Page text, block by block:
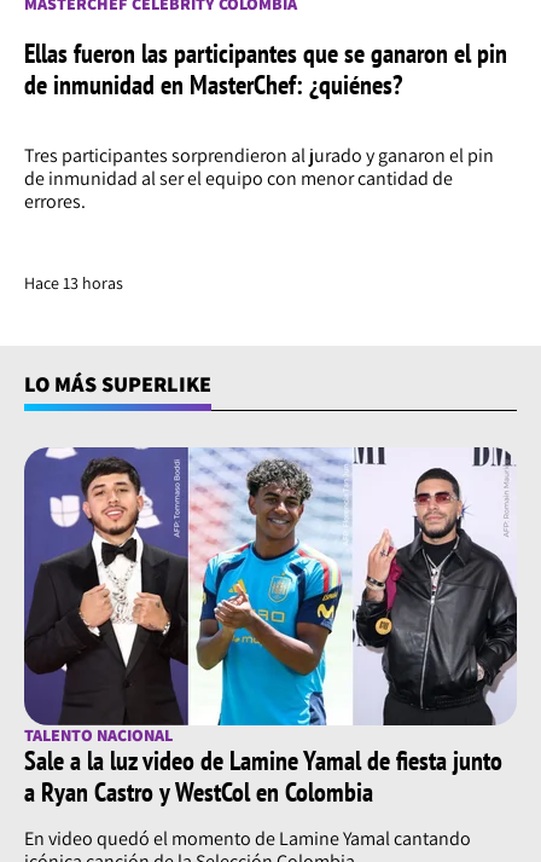
Ellas fueron las participantes que se ganaron el pin
de inmunidad en MasterChef: ¿quiénes?
Tres participantes sorprendieron al jurado y ganaron el pin
de inmunidad al ser el equipo con menor cantidad de
errores.
Hace 13 horas
LO MÁS SUPERLIKE
TALENTO NACIONAL
Sale a la luz video de Lamine Yamal de fiesta junto
a Ryan Castro y WestCol en Colombia
En video quedó el momento de Lamine Yamal cantando